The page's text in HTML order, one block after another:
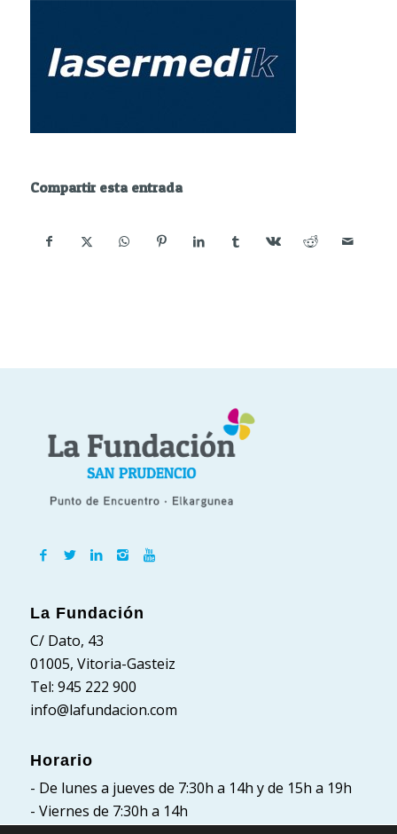
Compartir esta entrada
La Fundación
C/ Dato, 43
01005, Vitoria-Gasteiz
Tel: 945 222 900
info@lafundacion.com
Horario
- De lunes a jueves de 7:30h a 14h y de 15h a 19h
- Viernes de 7:30h a 14h